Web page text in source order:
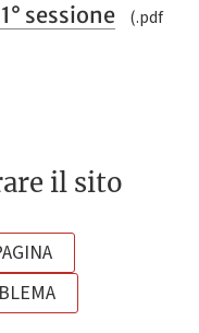
sessione
(.pdf
il sito